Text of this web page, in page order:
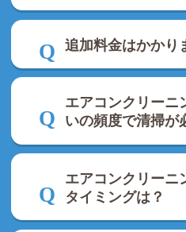
追加料金はかかり
エアコンクリーニ
いの頻度で清掃が
エアコンクリーニ
タイミングは？